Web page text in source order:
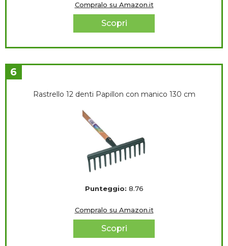
Compralo su Amazon.it
Scopri
6
Rastrello 12 denti Papillon con manico 130 cm
Punteggio: 8.76
Compralo su Amazon.it
Scopri